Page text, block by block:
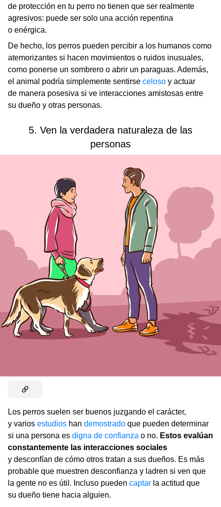
de protección en tu perro no tienen que ser realmente
agresivos: puede ser solo una acción repentina
o enérgica.
De hecho, los perros pueden percibir a los humanos como
atemorizantes si hacen movimientos o ruidos inusuales,
como ponerse un sombrero o abrir un paraguas. Además,
el animal podría simplemente sentirse celoso y actuar
de manera posesiva si ve interacciones amistosas entre
su dueño y otras personas.
5. Ven la verdadera naturaleza de las
personas
Los perros suelen ser buenos juzgando el carácter,
y varios estudios han demostrado que pueden determinar
si una persona es digna de confianza o no. Estos evalúan
constantemente las interacciones sociales
y desconfían de cómo otros tratan a sus dueños. Es más
probable que muestren desconfianza y ladren si ven que
la gente no es útil. Incluso pueden captar la actitud que
su dueño tiene hacia alguien.